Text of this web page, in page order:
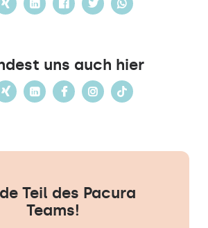
uns auch hier
Teil des Pacura
Teams!